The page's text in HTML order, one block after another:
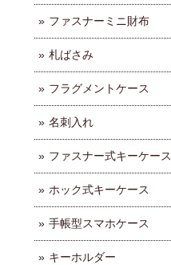
ファスナーミニ財布
札ばさみ
フラグメントケース
名刺入れ
ファスナー式キーケース
ホック式キーケース
手帳型スマホケース
キーホルダー